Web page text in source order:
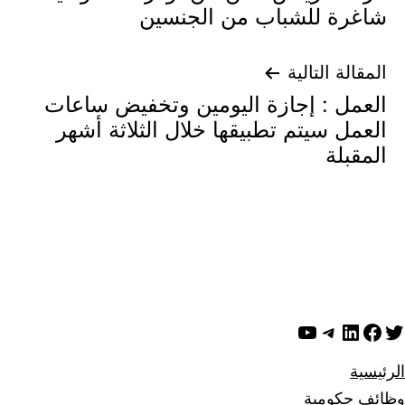
شاغرة للشباب من الجنسين
المقالة التالية
العمل : إجازة اليومين وتخفيض ساعات
العمل سيتم تطبيقها خلال الثلاثة أشهر
المقبلة
تويترفيسبوك
لينكد إن تيليجرام
يوتيوب
الرئيسية
وظائف حكومية